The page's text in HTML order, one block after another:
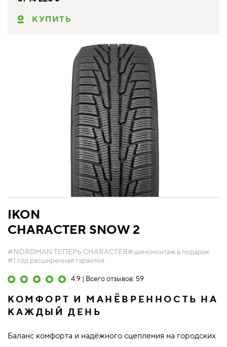
КУПИТЬ
IKON
CHARACTER SNOW 2
#NORDMAN ТЕПЕРЬ CHARACTER#шиномонтаж в подарок
#1 год расширенная гарантия
4.9 | Всего отзывов: 59
КОМФОРТ И МАНЁВРЕННОСТЬ НА
КАЖДЫЙ ДЕНЬ
Баланс комфорта и надёжного сцепления на городских